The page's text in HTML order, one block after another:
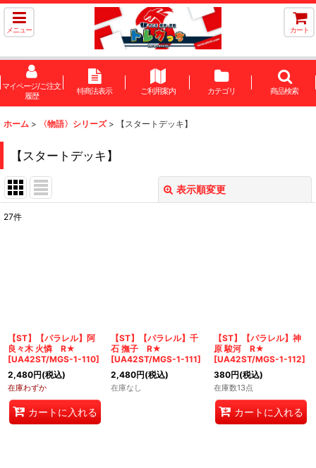
メニュー カート
マイページ/ご注文
履歴
特商法表示 ご利用案内 カテゴリ 商品検索
ホーム > 〈物語〉シリーズ > 【スタートデッキ】
【スタートデッキ】
表示順変更
絞り込む
27件
【ST】【パラレル】阿
良々木 火憐 R★
[UA42ST/MGS-1-110]
2,480円(税込)
在庫わずか
カートに入れる
【ST】【パラレル】千
石 撫子 R★
[UA42ST/MGS-1-111]
2,480円(税込)
在庫なし
【ST】【パラレル】神
原 駿河 R★
[UA42ST/MGS-1-112]
380円(税込)
在庫数13点
カートに入れる